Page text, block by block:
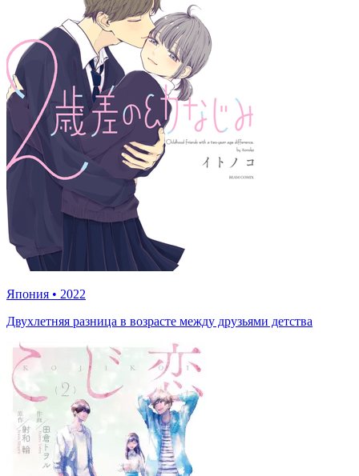
Япония • 2022
Двухлетняя разница в возрасте между друзьями детства